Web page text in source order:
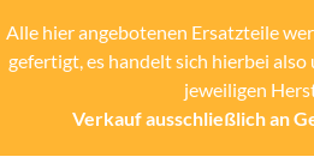
Alle hier angebotenen Ersatzteile
gefertigt, es handelt sich hierbei
jeweiligen
Verkauf ausschließlich an